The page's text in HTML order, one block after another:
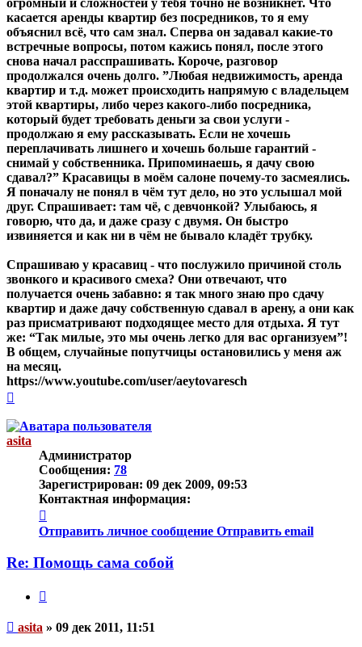
огромный и сложностей у тебя точно не возникнет. Что
касается аренды квартир без посредников, то я ему
объяснил всё, что сам знал. Сперва он задавал какие-то
встречные вопросы, потом кажись понял, после этого
снова начал расспрашивать. Короче, разговор
продолжался очень долго. ”Любая недвижимость, аренда
квартир и т.д. может происходить напрямую с владельцем
этой квартиры, либо через какого-либо посредника,
который будет требовать деньги за свои услуги -
продолжаю я ему рассказывать. Если не хочешь
переплачивать лишнего и хочешь больше гарантий -
снимай у собственника. Припоминаешь, я дачу свою
сдавал?” Красавицы в моём салоне почему-то засмеялись.
Я поначалу не понял в чём тут дело, но это услышал мой
друг. Спрашивает: там чё, с девчонкой? Улыбаюсь, я
говорю, что да, и даже сразу с двумя. Он быстро
извиняется и как ни в чём не бывало кладёт трубку.
Спрашиваю у красавиц - что послужило причиной столь
звонкого и красивого смеха? Они отвечают, что
получается очень забавно: я так много знаю про сдачу
квартир и даже дачу собственную сдавал в арену, а они как
раз присматривают подходящее место для отдыха. Я тут
же: “Так милые, это мы очень легко для вас организуем”!
В общем, случайные попутчицы остановились у меня аж
на месяц.
https://www.youtube.com/user/aeytovaresch
началу
asita
Администратор
Сообщения: 78
Зарегистрирован: 09 дек 2009, 09:53
Контактная информация:
информация
пользователя
Отправить личное сообщение Отправить email
Re: Помощь сама собой
Непрочитанное
сообщение
asita » 09 дек 2011, 11:51